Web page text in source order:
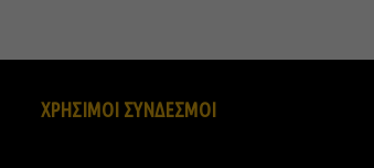
ΧΡΗΣΙΜΟΙ ΣΥΝΔΕΣΜΟΙ